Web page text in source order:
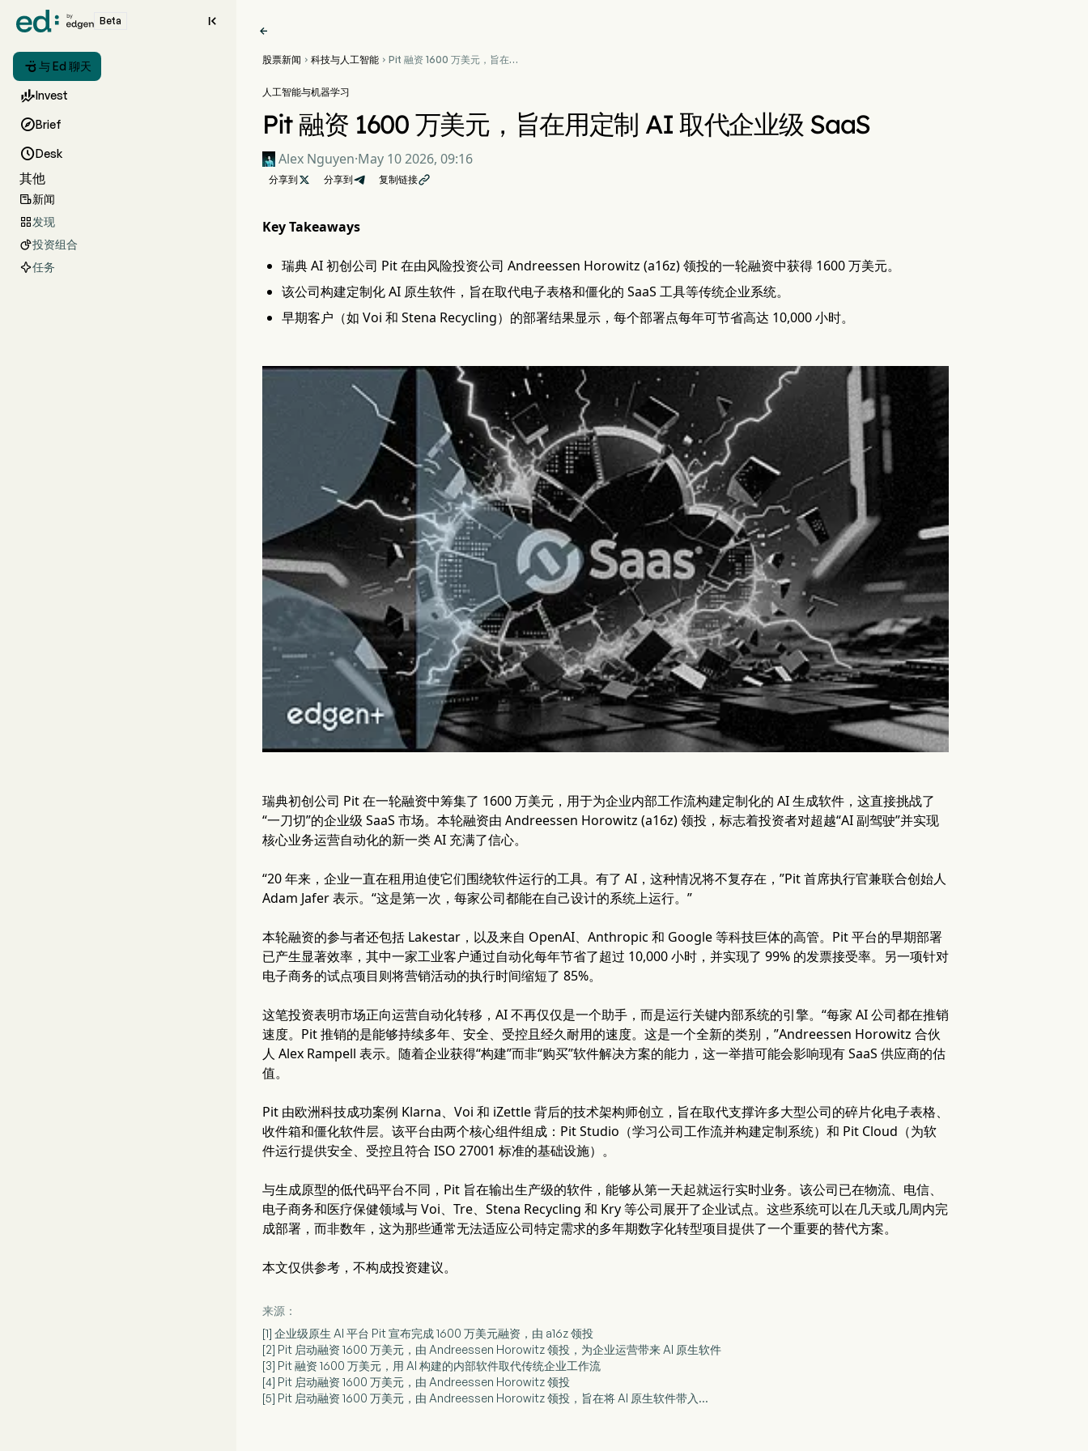
Beta 
 与 Ed 聊天
Invest
Brief
Desk
其他
新闻
发现
投资组合
任务

股票新闻  科技与人工智能  Pit 融资 1600 万美元，旨在
人工智能与机器学习
Pit 融资 1600 万美元，旨在用定制 AI 取代企业级 SaaS
Alex Nguyen·May 10 2026, 09:16
分享到  分享到 复制链接
Key Takeaways
瑞典 AI 初创公司 Pit 在由风险投资公司 Andreessen Horowitz (a16z) 领投的一轮融资中获得 1600 万美元。
该公司构建定制化 AI 原生软件，旨在取代电子表格和僵化的 SaaS 工具等传统企业系统。
早期客户（如 Voi 和 Stena Recycling）的部署结果显示，每个部署点每年可节省高达 10,000 小时。
瑞典初创公司 Pit 在一轮融资中筹集了 1600 万美元，用于为企业内部工作流构建定制化的 AI 生成软件，这直接挑战了
“一刀切”的企业级 SaaS 市场。本轮融资由 Andreessen Horowitz (a16z) 领投，标志着投资者对超越“AI 副驾驶”并实现
核心业务运营自动化的新一类 AI 充满了信心。
“20 年来，企业一直在租用迫使它们围绕软件运行的工具。有了 AI，这种情况将不复存在，”Pit 首席执行官兼联合创始人
Adam Jafer 表示。“这是第一次，每家公司都能在自己设计的系统上运行。”
本轮融资的参与者还包括 Lakestar，以及来自 OpenAI、Anthropic 和 Google 等科技巨体的高管。Pit 平台的早期部署
已产生显著效率，其中一家工业客户通过自动化每年节省了超过 10,000 小时，并实现了 99% 的发票接受率。另一项针对
电子商务的试点项目则将营销活动的执行时间缩短了 85%。
这笔投资表明市场正向运营自动化转移，AI 不再仅仅是一个助手，而是运行关键内部系统的引擎。“每家 AI 公司都在推销
速度。Pit 推销的是能够持续多年、安全、受控且经久耐用的速度。这是一个全新的类别，”Andreessen Horowitz 合伙
人 Alex Rampell 表示。随着企业获得“构建”而非“购买”软件解决方案的能力，这一举措可能会影响现有 SaaS 供应商的估
值。
Pit 由欧洲科技成功案例 Klarna、Voi 和 iZettle 背后的技术架构师创立，旨在取代支撑许多大型公司的碎片化电子表格、
收件箱和僵化软件层。该平台由两个核心组件组成：Pit Studio（学习公司工作流并构建定制系统）和 Pit Cloud（为软
件运行提供安全、受控且符合 ISO 27001 标准的基础设施）。
与生成原型的低代码平台不同，Pit 旨在输出生产级的软件，能够从第一天起就运行实时业务。该公司已在物流、电信、
电子商务和医疗保健领域与 Voi、Tre、Stena Recycling 和 Kry 等公司展开了企业试点。这些系统可以在几天或几周内完
成部署，而非数年，这为那些通常无法适应公司特定需求的多年期数字化转型项目提供了一个重要的替代方案。
本文仅供参考，不构成投资建议。
来源：
[1] 企业级原生 AI 平台 Pit 宣布完成 1600 万美元融资，由 a16z 领投
[2] Pit 启动融资 1600 万美元，由 Andreessen Horowitz 领投，为企业运营带来 AI 原生软件
[3] Pit 融资 1600 万美元，用 AI 构建的内部软件取代传统企业工作流
[4] Pit 启动融资 1600 万美元，由 Andreessen Horowitz 领投
[5] Pit 启动融资 1600 万美元，由 Andreessen Horowitz 领投，旨在将 AI 原生软件带入...